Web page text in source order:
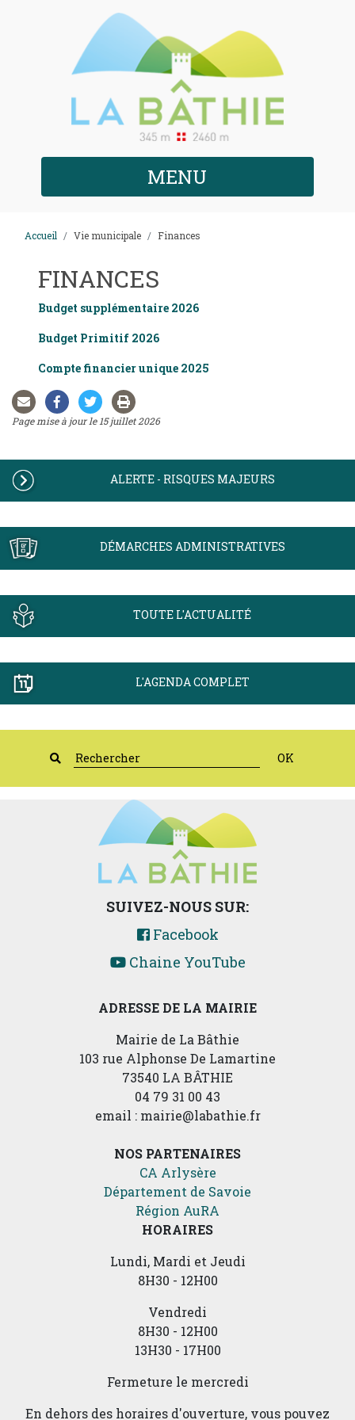
MENU
Accueil Vie municipale Finances
FINANCES
Budget supplémentaire 2026
Budget Primitif 2026
Compte financier unique 2025
Page mise à jour le 15 juillet 2026
ALERTE - RISQUES MAJEURS
DÉMARCHES ADMINISTRATIVES
TOUTE L'ACTUALITÉ
L'AGENDA COMPLET
OK
ADRESSE DE LA MAIRIE
Mairie de La Bâthie
103 rue Alphonse De Lamartine
73540 LA BÂTHIE
04 79 31 00 43
email : mairie@labathie.fr
NOS PARTENAIRES
CA Arlysère
Département de Savoie
Région AuRA
SUIVEZ-NOUS SUR:
Facebook
Chaine YouTube
HORAIRES
Lundi, Mardi et Jeudi
8H30 - 12H00
Vendredi
8H30 - 12H00
13H30 - 17H00
Fermeture le mercredi
En dehors des horaires d'ouverture, vous pouvez